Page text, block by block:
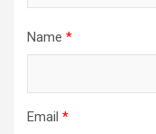
Name *
Email *